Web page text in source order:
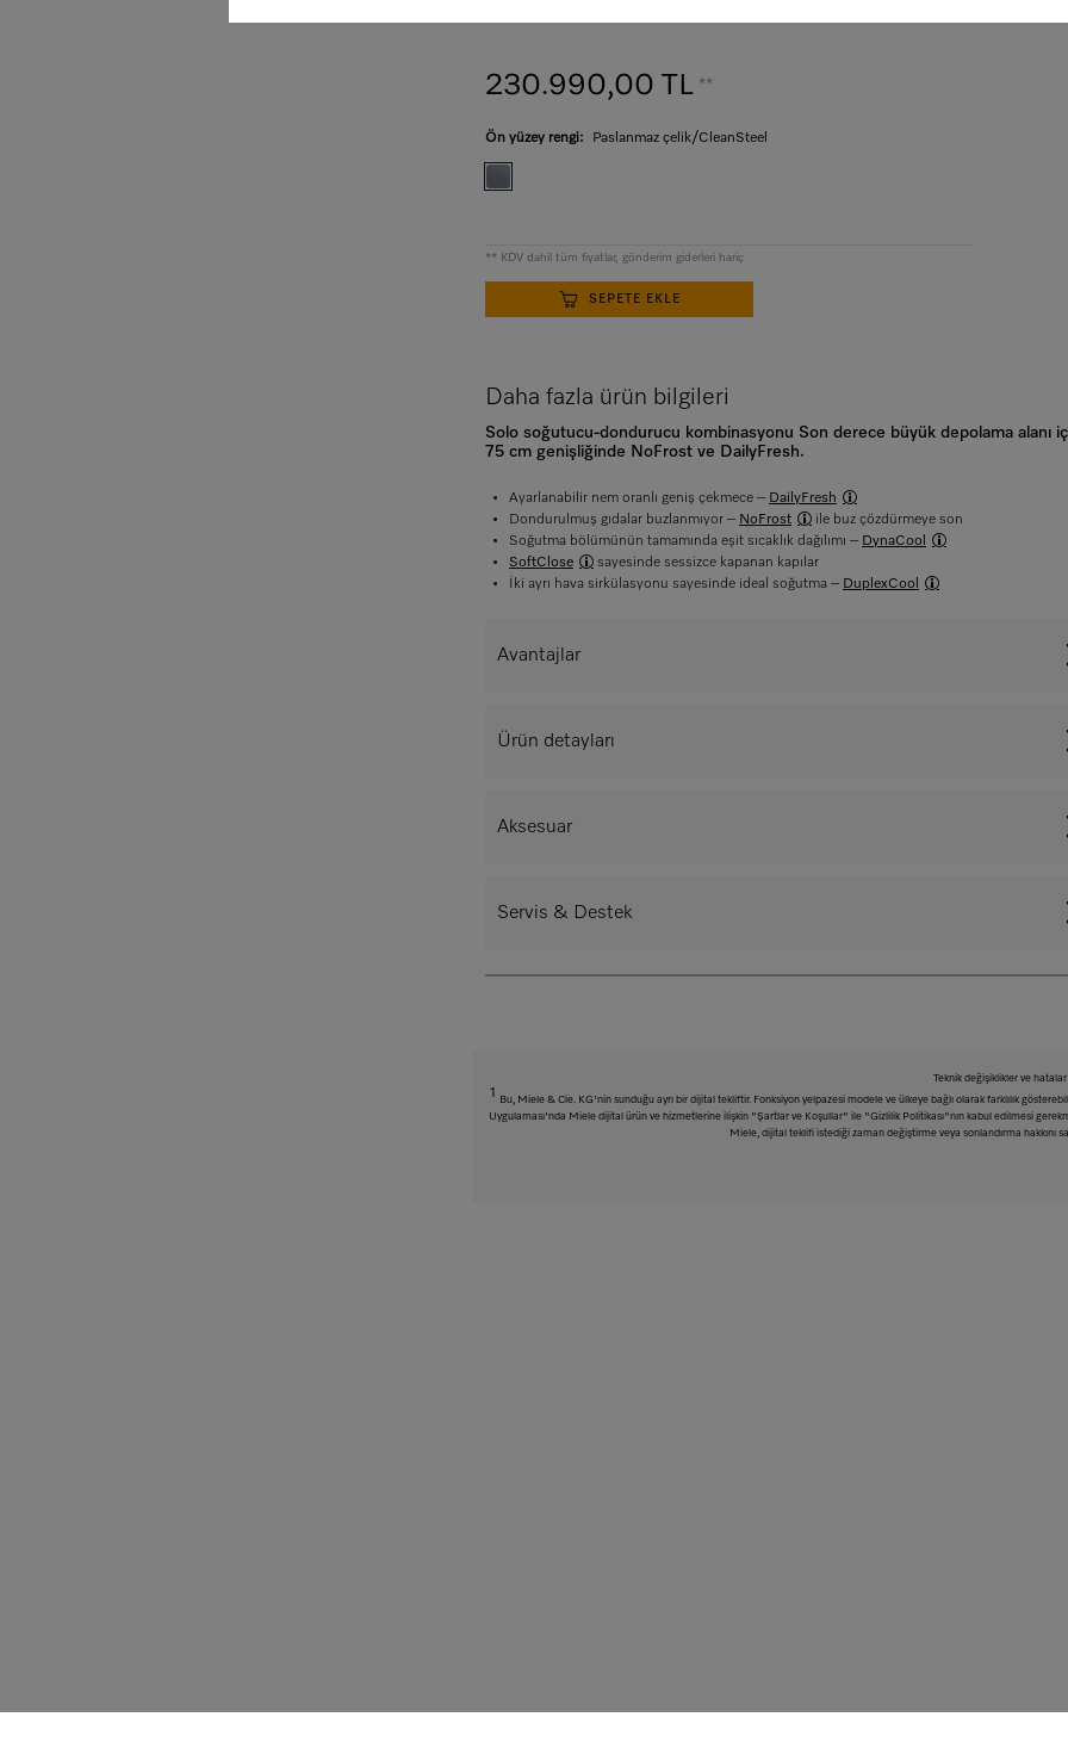
230.990,00 TL **
Ön yüzey rengi: Paslanmaz çelik/CleanSteel
SEPETE EKLE
** KDV dahil tüm fiyatlar, gönderim giderleri hariç
Daha fazla ürün bilgileri
Solo soğutucu-dondurucu kombinasyonu Son derece büyük depolama alanı
75 cm genişliğinde NoFrost ve DailyFresh.
Ayarlanabilir nem oranlı geniş çekmece – DailyFresh
Dondurulmuş gıdalar buzlanmıyor – NoFrost
ile buz çözdürmeye son
Soğutma bölümünün tamamında eşit sıcaklık dağılımı – DynaCool
SoftClose
sayesinde sessizce kapanan kapılar
İki ayrı hava sirkülasyonu sayesinde ideal soğutma – DuplexCool
Avantajlar
Ürün detayları
Aksesuar
Servis & Destek
Teknik değişiklikler ve hatalar
1
Bu, Miele & Cie. KG'nin sunduğu ayrı bir dijital tekliftir. Fonksiyon yelpazesi modele ve ülkeye bağlı olarak farklılık
Uygulaması'nda Miele dijital ürün ve hizmetlerine ilişkin "Şartlar ve Koşullar" ile "Gizlilik Politikası"nın kabul edilmesi
Miele, dijital teklifi istediği zaman değiştirme veya sonlandırma hakkını